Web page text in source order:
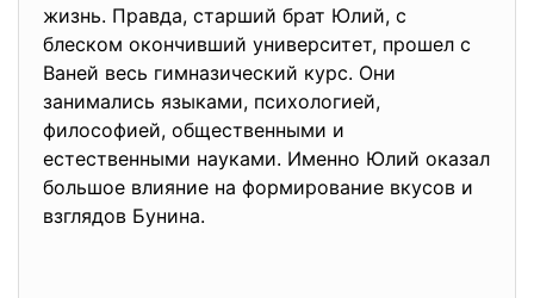
жизнь. Правда, старший брат Юлий, с
блеском окончивший университет, прошел с
Ваней весь гимназический курс. Они
занимались языками, психологией,
философией, общественными и
естественными науками. Именно Юлий оказал
большое влияние на формирование вкусов и
взглядов Бунина.